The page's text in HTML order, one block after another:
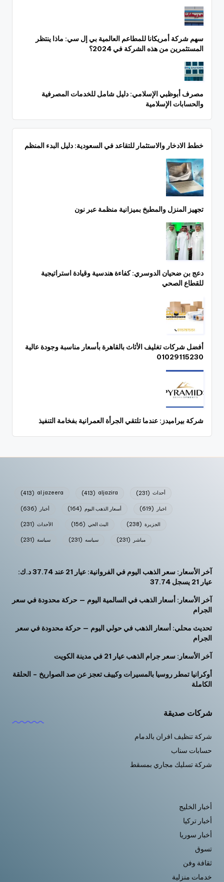
سهم شركة أمريكانا للمطاعم العالمية بي إل سي: ماذا ينتظر
المستثمرين من هذه الشركة في 2024؟
مصرف أبوظبي الإسلامي: دليل شامل للخدمات المصرفية
والحسابات الإسلامية
خطط الادخار والاستثمار للتقاعد في السعودية: دليل البدء المنظم
تجهيز المنزل والمطبخ بميزانية منظمة عبر نون
دعج بن ضحيان الدوسري: كفاءة هندسية وقيادة استراتيجية
للقطاع الصحي
أفضل شركات تغليف الأثاث بالقاهرة بأسعار مناسبة وجودة عالية
01029115230
شركة بيراميدز: عندما تلتقي الجرأة العمرانية بفخامة التنفيذ
al jazeera
(413) aljazira
(413) أحداث (231)
أخبار (636) أسعار الذهب اليوم (164) اخبار (619)
الأحداث (231) البث الحي (156) الجزيرة (238)
سياسة (231) سياسه (231) مباشر (231)
آخر الأسعار: سعر الذهب اليوم في الفروانية: عيار 21 عند 37.74 د.ك:
عيار 21 يسجل 37.74
آخر الأسعار: أسعار الذهب في السالمية اليوم — حركة محدودة في سعر
الجرام
تحديث محلي: أسعار الذهب في حولي اليوم — حركة محدودة في سعر
الجرام
آخر الأسعار: سعر جرام الذهب عيار 21 في مدينة الكويت
أوكرانيا تمطر روسيا بالمسيرات وكييف تعجز عن صد الصواريخ – الحلقة
الكاملة
شركات صديقة
شركة تنظيف افران بالدمام
حسابات سناب
شركة تسليك مجاري بمسقط
أخبار الخليج
أخبار تركيا
أخبار سوريا
تسوق
ثقافة وفن
خدمات منزلية